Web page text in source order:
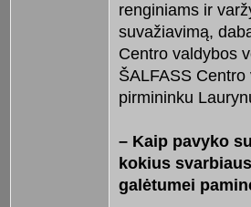
renginiams ir
suvažiavimą,
Centro valdybos
ŠALFASS Centro
pirmininku
– Kaip pavyko
kokius
galėtumei